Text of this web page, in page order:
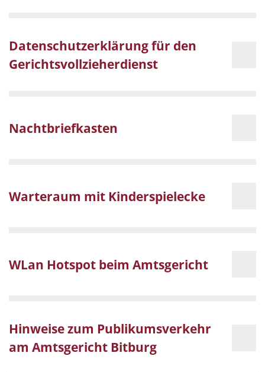
Datenschutzerklärung für den
Gerichtsvollzieherdienst
Nachtbriefkasten
Warteraum mit Kinderspielecke
WLan Hotspot beim Amtsgericht
Hinweise zum Publikumsverkehr
am Amtsgericht Bitburg